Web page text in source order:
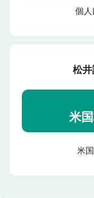
個人
松
米
米